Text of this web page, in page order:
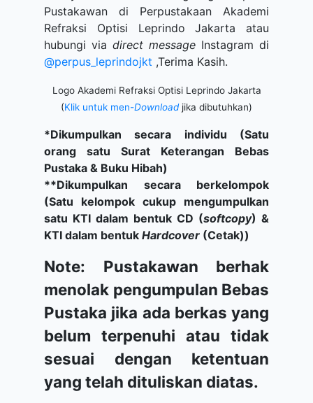
Pustakawan di Perpustakaan Akademi
Refraksi Optisi Leprindo Jakarta atau
hubungi via direct message Instagram di
@perpus_leprindojkt ,Terima Kasih.
Logo Akademi Refraksi Optisi Leprindo Jakarta
(Klik untuk men-Downloadjika dibutuhkan)
*Dikumpulkan secara individu (Satu
orang satu Surat Keterangan Bebas
Pustaka & Buku Hibah)
**Dikumpulkan secara berkelompok
(Satu kelompok cukup mengumpulkan
satu KTI dalam bentuk CD (softcopy) &
KTI dalam bentuk Hardcover (Cetak))
Note: Pustakawan berhak
menolak pengumpulan Bebas
Pustaka jika ada berkas yang
belum terpenuhi atau tidak
sesuai dengan ketentuan
yang telah dituliskan diatas.